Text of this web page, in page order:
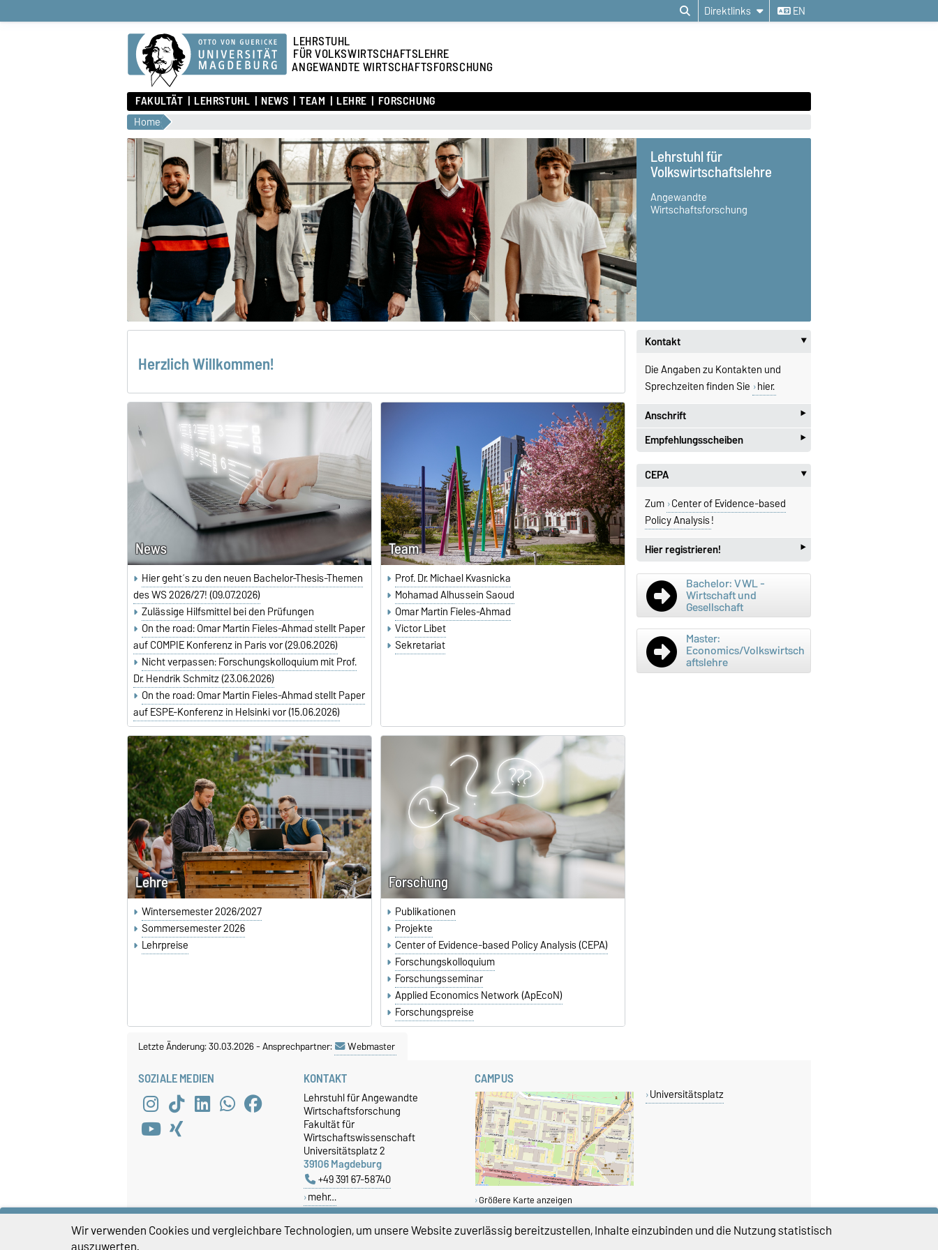
Direktlinks EN
LEHRSTUHL
FÜR VOLKSWIRTSCHAFTSLEHRE
ANGEWANDTE WIRTSCHAFTSFORSCHUNG
FAKULTÄT LEHRSTUHL NEWS TEAM LEHRE FORSCHUNG
Home
Lehrstuhl für
Volkswirtschaftslehre
Angewandte
Wirtschaftsforschung
Herzlich Willkommen!
News
Hier geht´s zu den neuen Bachelor-Thesis-Themen
des WS 2026/27! (09.07.2026)
Zulässige Hilfsmittel bei den Prüfungen
On the road: Omar Martin Fieles-Ahmad stellt Paper
auf COMPIE Konferenz in Paris vor (29.06.2026)
Nicht verpassen: Forschungskolloquium mit Prof.
Dr. Hendrik Schmitz (23.06.2026)
On the road: Omar Martin Fieles-Ahmad stellt Paper
auf ESPE-Konferenz in Helsinki vor (15.06.2026)
Team
Prof. Dr. Michael Kvasnicka
Mohamad Alhussein Saoud
Omar Martin Fieles-Ahmad
Victor Libet
Sekretariat
Lehre
Wintersemester 2026/2027
Sommersemester 2026
Lehrpreise
Forschung
Publikationen
Projekte
Center of Evidence-based Policy Analysis (CEPA)
Forschungskolloquium
Forschungsseminar
Applied Economics Network (ApEcoN)
Forschungspreise
Anschrift ‣
Postanschrift
Otto-von-Guericke-Universität
Fakultät für
Wirtschaftswissenschaft
Lehrstuhl für Angewandte
Wirtschaftsforschung
Postfach 4120
Hausanschrift
Fakultät für
Wirtschaftswissenschaft
Lehrstuhl für Angewandte
Wirtschaftsforschung
Kontakt ‣
Die Angaben zu Kontakten und
Sprechzeiten finden Sie hier.
Empfehlungsscheiben ‣
Informationen zur Erstellung eines
hier.
CEPA ‣
Zum Center of Evidence-based
Policy Analysis!
Hier registrieren!
‣
Hierfür unseren CEPA-Newsletter
anmelden!
Bachelor: VWL -
Wirtschaft und
Gesellschaft
Master:
Economics/Volkswirtsch
aftslehre
Letzte Änderung: 30.03.2026-Ansprechpartner: Webmaster
SOZIALE MEDIEN KONTAKT
Lehrstuhl für Angewandte
Wirtschaftsforschung
Fakultät für
Wirtschaftswissenschaft
Universitätsplatz 2
39106 Magdeburg
+49 391 67-58740
mehr…
CAMPUS
Größere Karte anzeigen
Universitätsplatz
DIESE SEITE
Wir verwenden Cookies und vergleichbare Technologien, um unsere Website zuverlässig bereitzustellen, Inhalte einzubinden und die Nutzung statistisch